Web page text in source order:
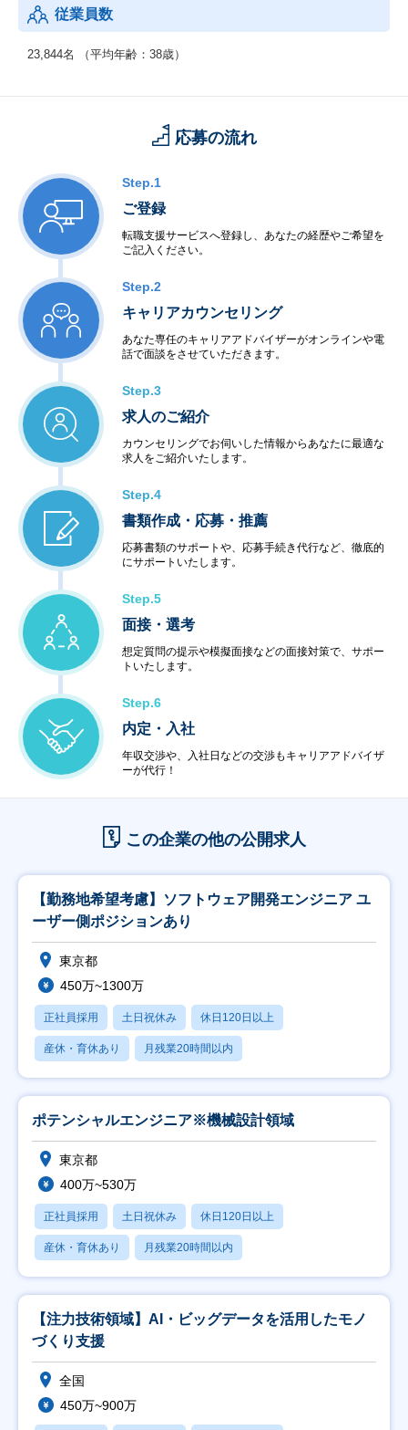
従業員数
23,844名 （平均年齢：38歳）
応募の流れ
Step.1
ご登録
転職支援サービスへ登録し、あなたの経歴やご希望を
ご記入ください。
Step.2
キャリアカウンセリング
あなた専任のキャリアアドバイザーがオンラインや電
話で面談をさせていただきます。
Step.3
求人のご紹介
カウンセリングでお伺いした情報からあなたに最適な
求人をご紹介いたします。
Step.4
書類作成・応募・推薦
応募書類のサポートや、応募手続き代行など、徹底的
にサポートいたします。
Step.5
面接・選考
想定質問の提示や模擬面接などの面接対策で、サポー
トいたします。
Step.6
内定・入社
年収交渉や、入社日などの交渉もキャリアアドバイザ
ーが代行！
この企業の他の公開求人
【勤務地希望考慮】ソフトウェア開発エンジニア ユ
ーザー側ポジションあり
東京都
450万~1300万
正社員採用 土日祝休み 休日120日以上
産休・育休あり 月残業20時間以内
ポテンシャルエンジニア※機械設計領域
東京都
400万~530万
正社員採用 土日祝休み 休日120日以上
産休・育休あり 月残業20時間以内
【注力技術領域】AI・ビッグデータを活用したモノ
づくり支援
全国
450万~900万